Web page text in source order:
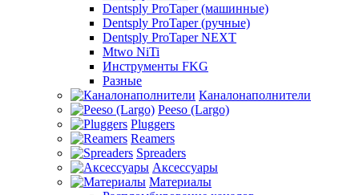
Dentsply ProTaper (машинные)
Dentsply ProTaper (ручные)
Dentsply ProTaper NEXT
Mtwo NiTi
Инструменты FKG
Разные
Каналонаполнители
Peeso (Largo)
Pluggers
Reamers
Spreaders
Аксессуары
Материалы